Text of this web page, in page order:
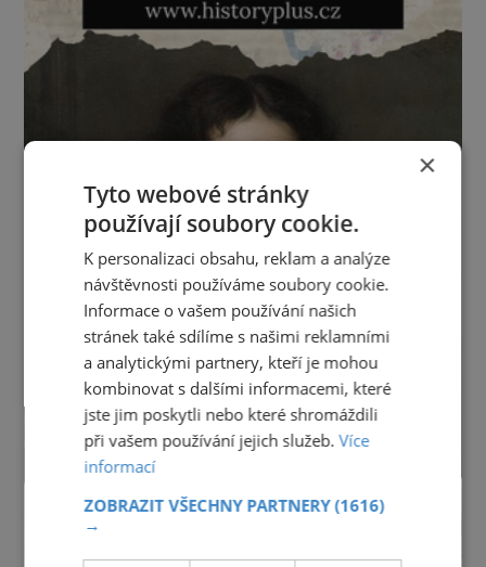
×
Tyto webové stránky
používají soubory cookie.
K personalizaci obsahu, reklam a analýze
návštěvnosti používáme soubory cookie.
Informace o vašem používání našich
stránek také sdílíme s našimi reklamními
a analytickými partnery, kteří je mohou
kombinovat s dalšími informacemi, které
jste jim poskytli nebo které shromáždili
při vašem používání jejich služeb.Více
informací
ZOBRAZIT VŠECHNY PARTNERY(1616)
→